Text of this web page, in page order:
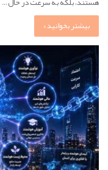
بیشتر بخوانید »